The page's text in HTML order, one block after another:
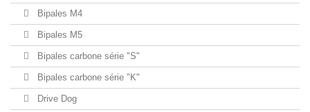
Bipales M4
Bipales M5
Bipales carbone série "S"
Bipales carbone série "K"
Drive Dog